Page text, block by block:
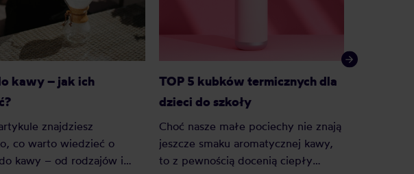
kawy – jak ich
znajdziesz
co warto wiedzieć o
kawy – od rodzajów i
TOP 5 kubków termicznych dla
dzieci do szkoły
Choć nasze małe pociechy nie znają
jeszcze smaku aromatycznej kawy,
to z pewnością docenią ciepły